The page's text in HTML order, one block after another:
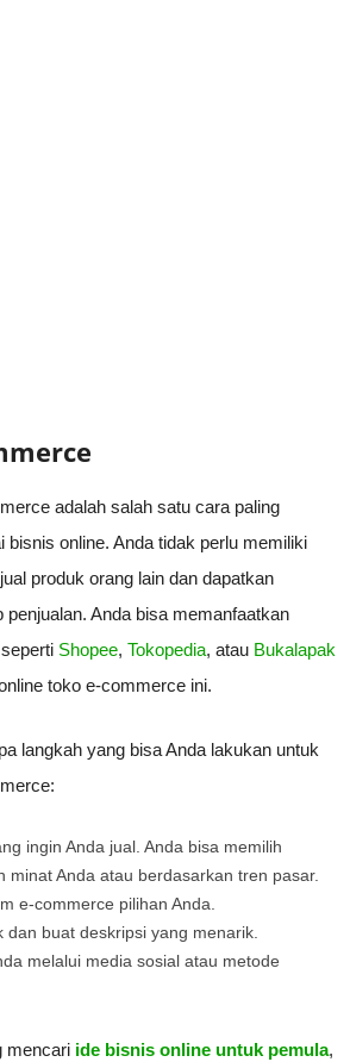
adalah salah satu cara paling
bisnis online. Anda tidak perlu memiliki
produk orang lain dan dapatkan
penjualan. Anda bisa memanfaatkan
Shopee, Tokopedia, atau Bukalapak
toko e-commerce ini.
langkah yang bisa Anda lakukan untuk
ingin Anda jual. Anda bisa memilih
minat Anda atau berdasarkan tren pasar.
e-commerce pilihan Anda.
dan buat deskripsi yang menarik.
melalui media sosial atau metode
mencari ide bisnis online untuk pemula,